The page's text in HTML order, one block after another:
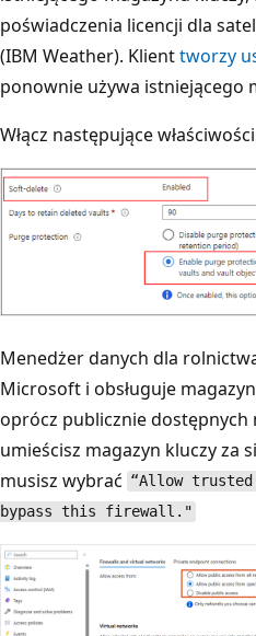
poświadczenia licencji dla
(IBM Weather). Klienttworzy
ponownie używa istniejącego
Włącz następujące
Menedżer danych dla
Microsoft i obsługuje
oprócz publicznie dostępnych
umieścisz magazyn kluczy za
musisz wybrać “Allow
bypass this firewall."